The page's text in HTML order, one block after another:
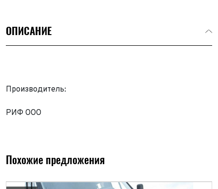
ОПИСАНИЕ
Производитель:
РИФ ООО
Похожие предложения
Имя*
Телефон*